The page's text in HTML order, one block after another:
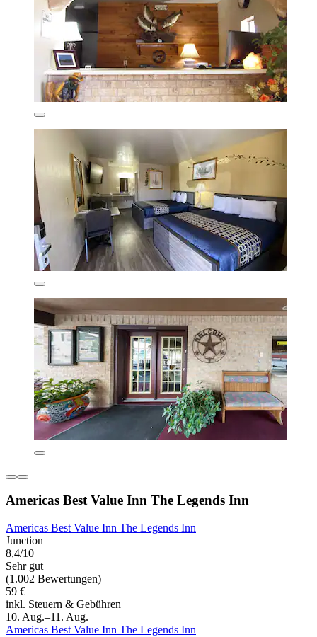
Americas Best Value Inn The Legends Inn
Americas Best Value Inn The Legends Inn
Junction
8,4/10
Sehr gut
(1.002 Bewertungen)
59 €
inkl. Steuern & Gebühren
10. Aug.–11. Aug.
Americas Best Value Inn The Legends Inn